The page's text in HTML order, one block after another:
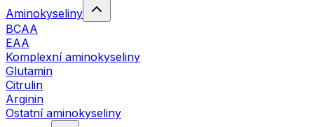
Aminokyseliny
BCAA
EAA
Komplexní aminokyseliny
Glutamin
Citrulin
Arginin
Ostatní aminokyseliny